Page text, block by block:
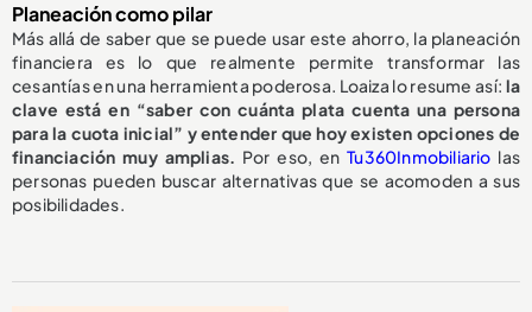
Planeación como pilar
Más allá de saber que se puede usar este ahorro, la planeación
financiera es lo que realmente permite transformar las
cesantías en una herramienta poderosa. Loaiza lo resume así: la
clave está en “saber con cuánta plata cuenta una persona
para la cuota inicial” y entender que hoy existen opciones de
financiación muy amplias. Por eso, enTu360Inmobiliario las
personas pueden buscar alternativas que se acomoden a sus
posibilidades.